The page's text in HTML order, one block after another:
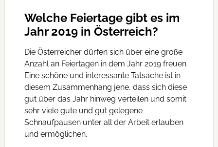
Welche Feiertage gibt es im
Jahr 2019 in Österreich?
Die Österreicher dürfen sich über eine große
Anzahl an Feiertagen in dem Jahr 2019 freuen.
Eine schöne und interessante Tatsache ist in
diesem Zusammenhang jene, dass sich diese
gut über das Jahr hinweg verteilen und somit
sehr viele gute und gut gelegene
Schnaufpausen unter all der Arbeit erlauben
und ermöglichen.